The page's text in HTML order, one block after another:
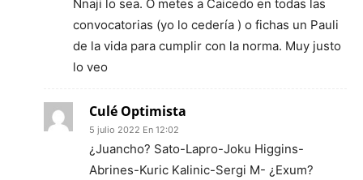
Nnaji lo sea. O metes a Caicedo en todas las
convocatorias (yo lo cedería ) o fichas un Pauli
de la vida para cumplir con la norma. Muy justo
lo veo
Culé Optimista
5 julio 2022 En 12:02
¿Juancho? Sato-Lapro-Joku Higgins-
Abrines-Kuric Kalinic-Sergi M- ¿Exum?